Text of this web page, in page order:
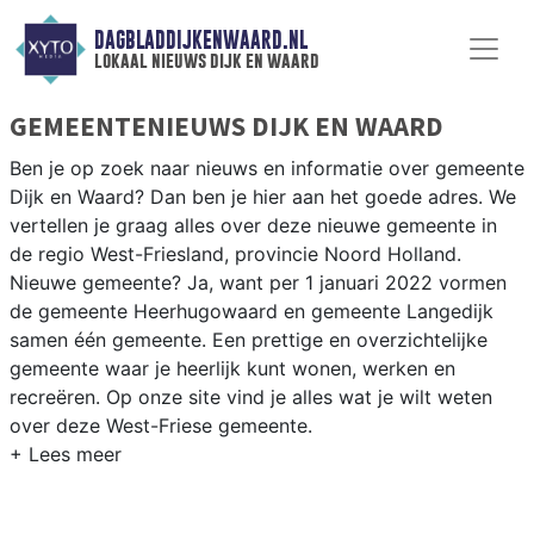
DAGBLADDIJKENWAARD.NL
lokaal nieuws dijk en waard
GEMEENTENIEUWS DIJK EN WAARD
Ben je op zoek naar nieuws en informatie over gemeente
Dijk en Waard? Dan ben je hier aan het goede adres. We
vertellen je graag alles over deze nieuwe gemeente in
de regio West-Friesland, provincie Noord Holland.
Nieuwe gemeente? Ja, want per 1 januari 2022 vormen
de gemeente Heerhugowaard en gemeente Langedijk
samen één gemeente. Een prettige en overzichtelijke
gemeente waar je heerlijk kunt wonen, werken en
recreëren. Op onze site vind je alles wat je wilt weten
over deze West-Friese gemeente.